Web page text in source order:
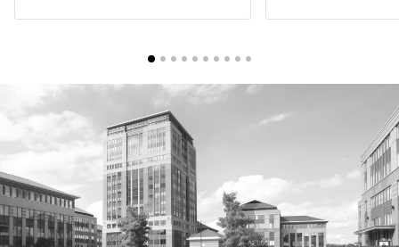
Centre
Coworking
Ixelles
Coworking
Coworking
Tournai
Salle de